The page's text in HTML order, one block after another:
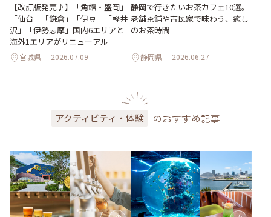
【改訂版発売♪】「角館・盛岡」
「仙台」「鎌倉」「伊豆」「軽井
沢」「伊勢志摩」国内6エリアと
海外1エリアがリニューアル
宮城県 2026.07.09
静岡で行きたいお茶カフェ10選。
老舗茶舗や古民家で味わう、癒し
のお茶時間
静岡県 2026.06.27
アクティビティ・体験 のおすすめ記事